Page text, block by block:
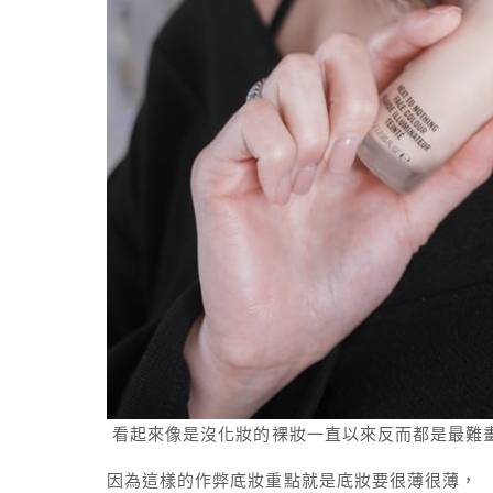
看起來像是沒化妝的裸妝一直以來反而都是最難
因為這樣的作弊底妝重點就是底妝要很薄很薄，